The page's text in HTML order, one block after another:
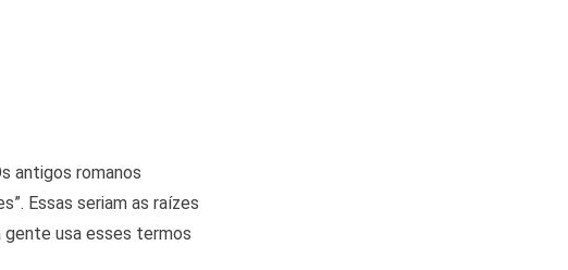
antigos romanos
Essas seriam as raízes
gente usa esses termos